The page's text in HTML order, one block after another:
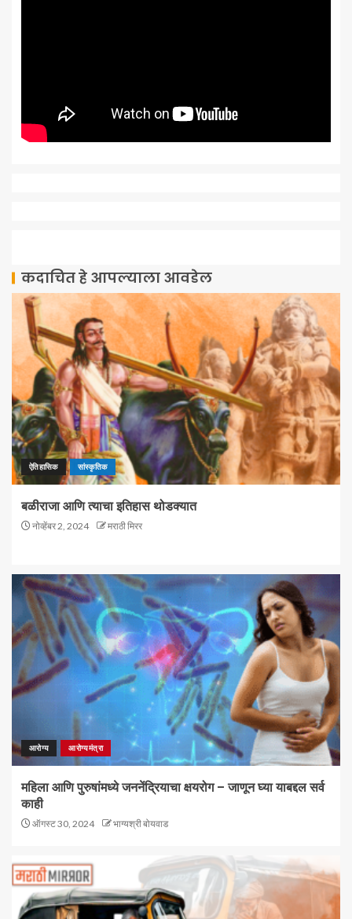
कदाचित हे आपल्याला आवडेल
ऐतिहासिक सांस्कृतिक
बळीराजा आणि त्याचा इतिहास थोडक्यात
नोव्हेंबर 2, 2024 मराठी मिरर
आरोग्य आरोग्यमंत्रा
महिला आणि पुरुषांमध्ये जननेंद्रियाचा क्षयरोग – जाणून घ्या याबद्दल सर्व
काही
ऑगस्ट 30, 2024 भाग्यश्री बोयवाड